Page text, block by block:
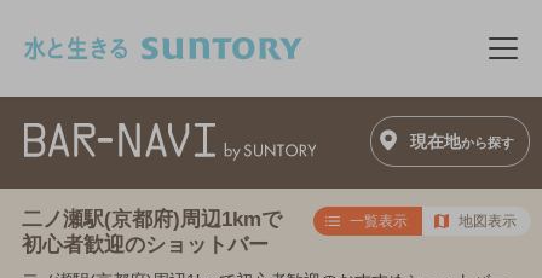
メ
現在地から探す
二ノ瀬駅(京都府)周辺1kmで
初心者歓迎のショットバー
一覧表示 地図表示